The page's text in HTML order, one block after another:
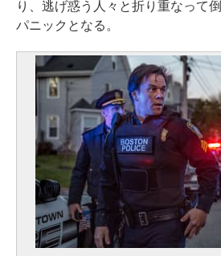
り、逃げ惑う人々と折り重なって
パニックとなる。